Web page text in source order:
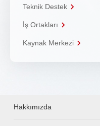
Teknik Destek
İş Ortakları
Kaynak Merkezi
Hakkımızda